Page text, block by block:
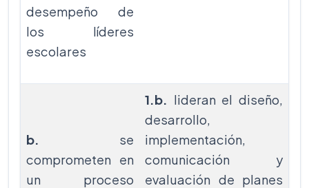
desempeño de
los líderes
escolares
b. se
comprometen en
un proceso
1.b. lideran el diseño,
desarrollo,
implementación,
comunicación y
evaluación de planes